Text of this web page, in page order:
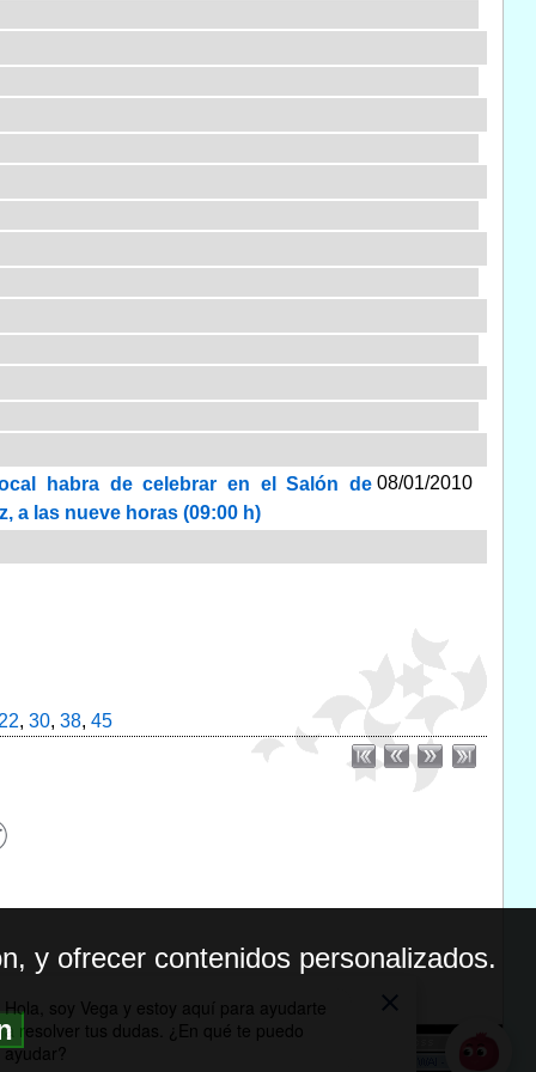
habra de celebrar en el Salón de
a las nueve horas (09:00 h)
08/01/2010
22, 30, 38, 45
DE PRIVACIDAD
y ofrecer contenidos personalizados.